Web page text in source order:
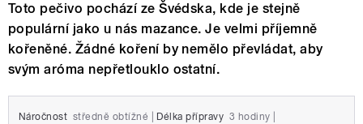
Toto pečivo pochází ze Švédska, kde je stejně
populární jako u nás mazance. Je velmi příjemně
kořeněné. Žádné koření by nemělo převládat, aby
svým aróma nepřetlouklo ostatní.
Náročnost středně obtížné Délka přípravy 3 hodiny